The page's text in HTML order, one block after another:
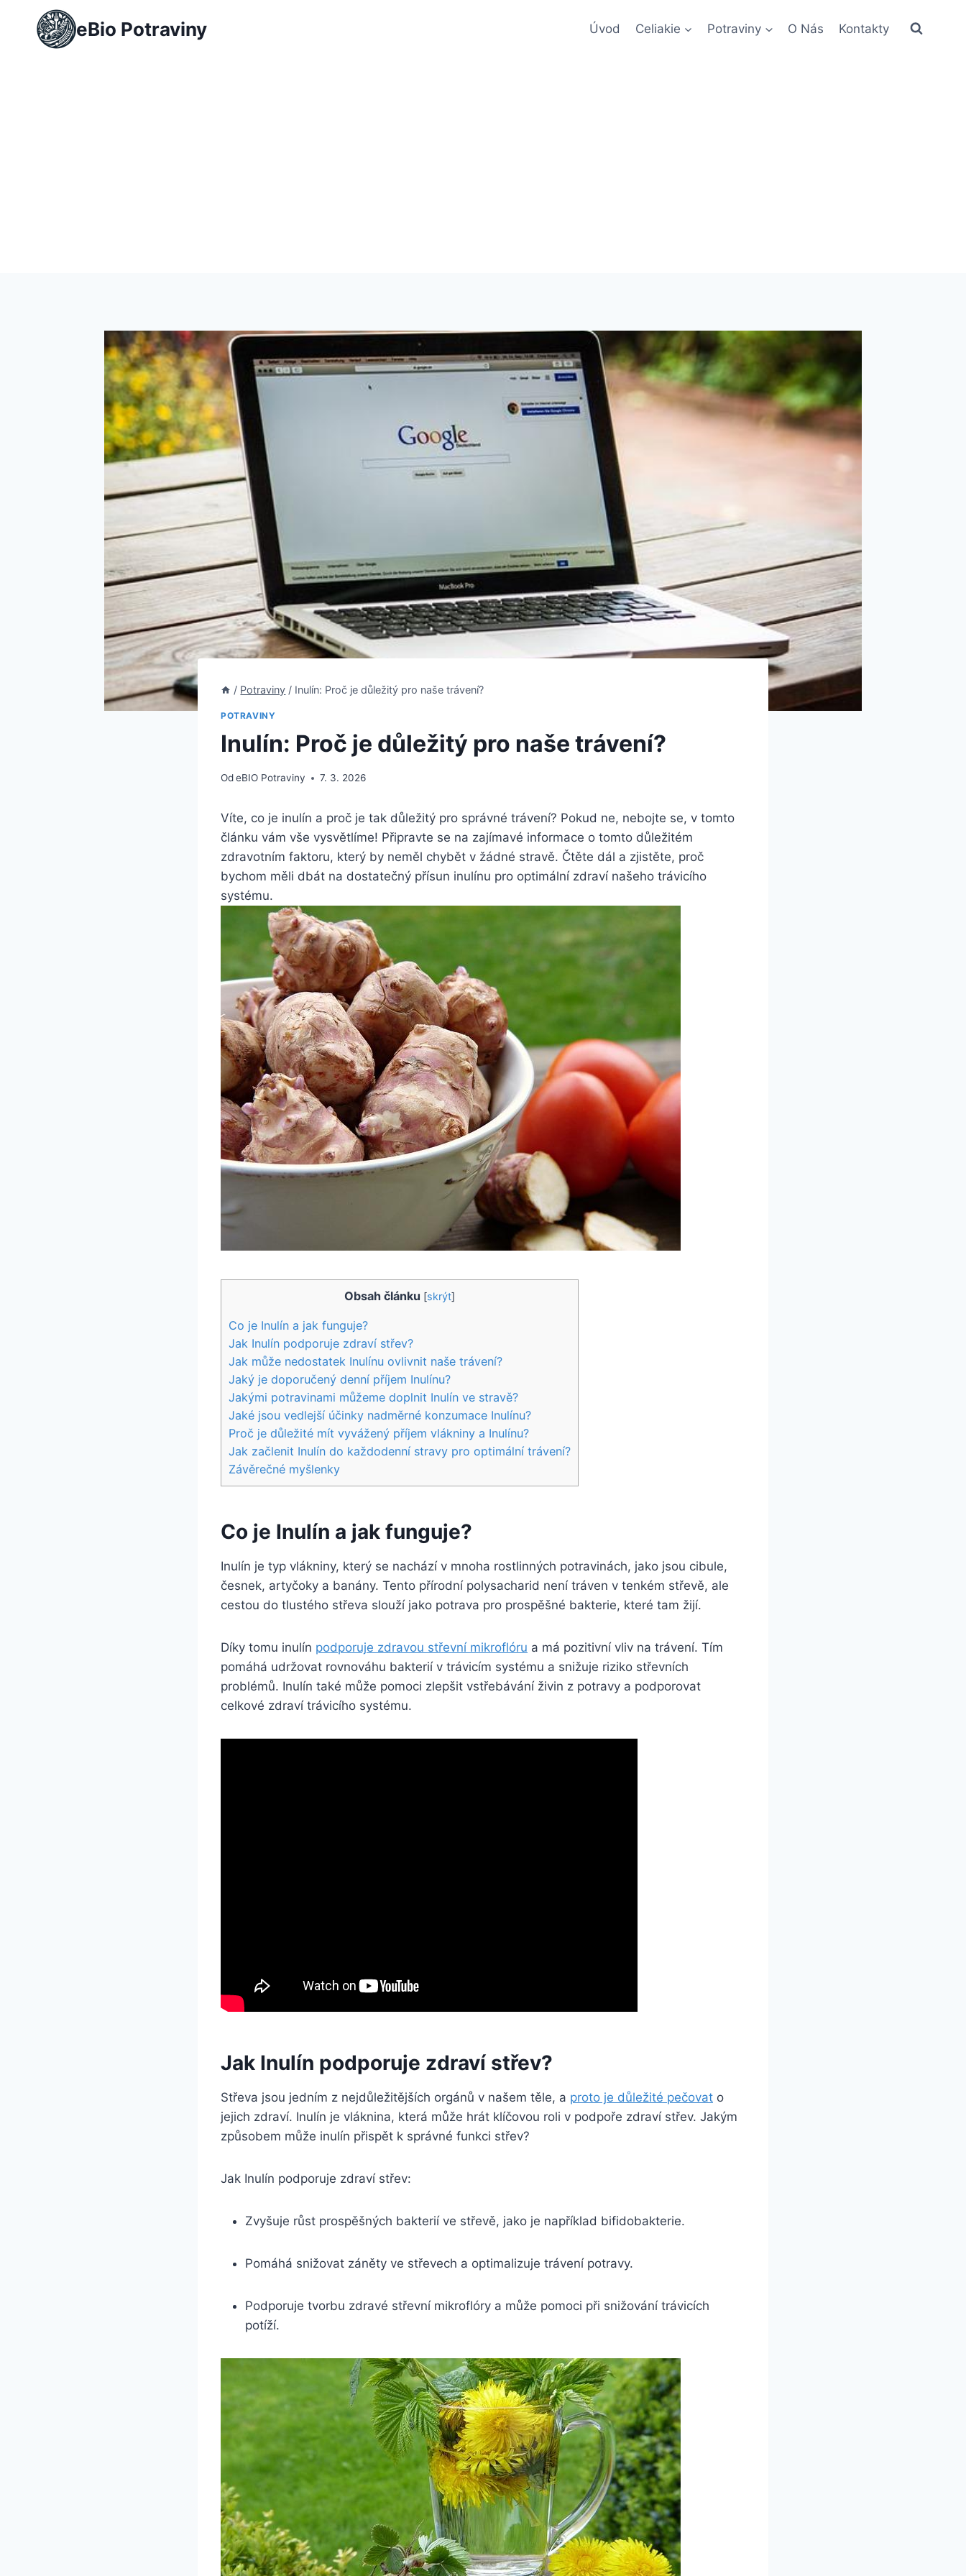
Přeskočit
eBio Potraviny Úvod Celiakie Potraviny O Nás Kontakty
/ Potraviny / Inulín: Proč je důležitý pro naše trávení?
POTRAVINY
Inulín: Proč je důležitý pro naše trávení?
OdeBIO Potraviny 7. 3. 2026
Víte, co je inulín a proč je tak důležitý pro správné trávení? Pokud ne, nebojte se, v tomto
článku vám vše vysvětlíme! Připravte se na zajímavé informace o tomto důležitém
zdravotním faktoru, který by neměl chybět v žádné stravě. Čtěte dál a zjistěte, proč
bychom měli dbát na dostatečný přísun inulínu pro optimální zdraví našeho trávicího
systému.
Obsah článku [skrýt]
Co je Inulín a jak funguje?
Jak Inulín podporuje zdraví střev?
Jak může nedostatek Inulínu ovlivnit naše trávení?
Jaký je doporučený denní příjem Inulínu?
Jakými potravinami můžeme doplnit Inulín ve stravě?
Jaké jsou vedlejší účinky nadměrné konzumace Inulínu?
Proč je důležité mít vyvážený příjem vlákniny a Inulínu?
Jak začlenit Inulín do každodenní stravy pro optimální trávení?
Závěrečné myšlenky
Co je Inulín a jak funguje?
Inulín je typ vlákniny, který se nachází v mnoha rostlinných potravinách, jako jsou cibule,
česnek, artyčoky a banány. Tento přírodní polysacharid není tráven v tenkém střevě, ale
cestou do tlustého střeva slouží jako potrava pro prospěšné bakterie, které tam žijí.
Díky tomu inulín podporuje zdravou střevní mikroflóru a má pozitivní vliv na trávení. Tím
pomáhá udržovat rovnováhu bakterií v trávicím systému a snižuje riziko střevních
problémů. Inulín také může pomoci zlepšit vstřebávání živin z potravy a podporovat
celkové zdraví trávicího systému.
Jak Inulín podporuje zdraví střev?
Střeva jsou jedním z nejdůležitějších orgánů v našem těle, a proto je důležité pečovat o
jejich zdraví. Inulín je vláknina, která může hrát klíčovou roli v podpoře zdraví střev. Jakým
způsobem může inulín přispět k správné funkci střev?
Jak Inulín podporuje zdraví střev:
Zvyšuje růst prospěšných bakterií ve střevě, jako je například bifidobakterie.
Pomáhá snižovat záněty ve střevech a optimalizuje trávení potravy.
Podporuje tvorbu zdravé střevní mikroflóry a může pomoci při snižování trávicích
potíží.